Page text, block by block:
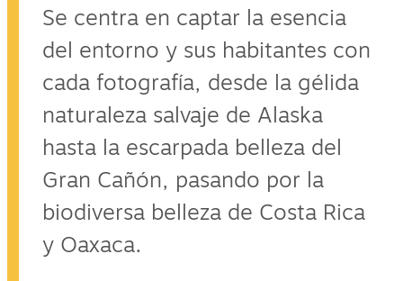
Se centra en captar la esencia
del entorno y sus habitantes con
cada fotografía, desde la gélida
naturaleza salvaje de Alaska
hasta la escarpada belleza del
Gran Cañón, pasando por la
biodiversa belleza de Costa Rica
y Oaxaca.